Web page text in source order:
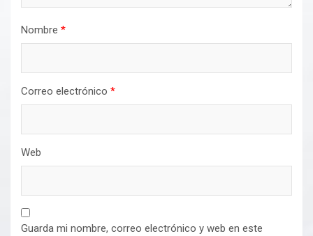
Nombre *
Correo electrónico *
Web
Guarda mi nombre, correo electrónico y web en este